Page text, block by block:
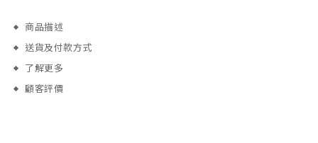
商品描述
送貨及付款方式
了解更多
顧客評價